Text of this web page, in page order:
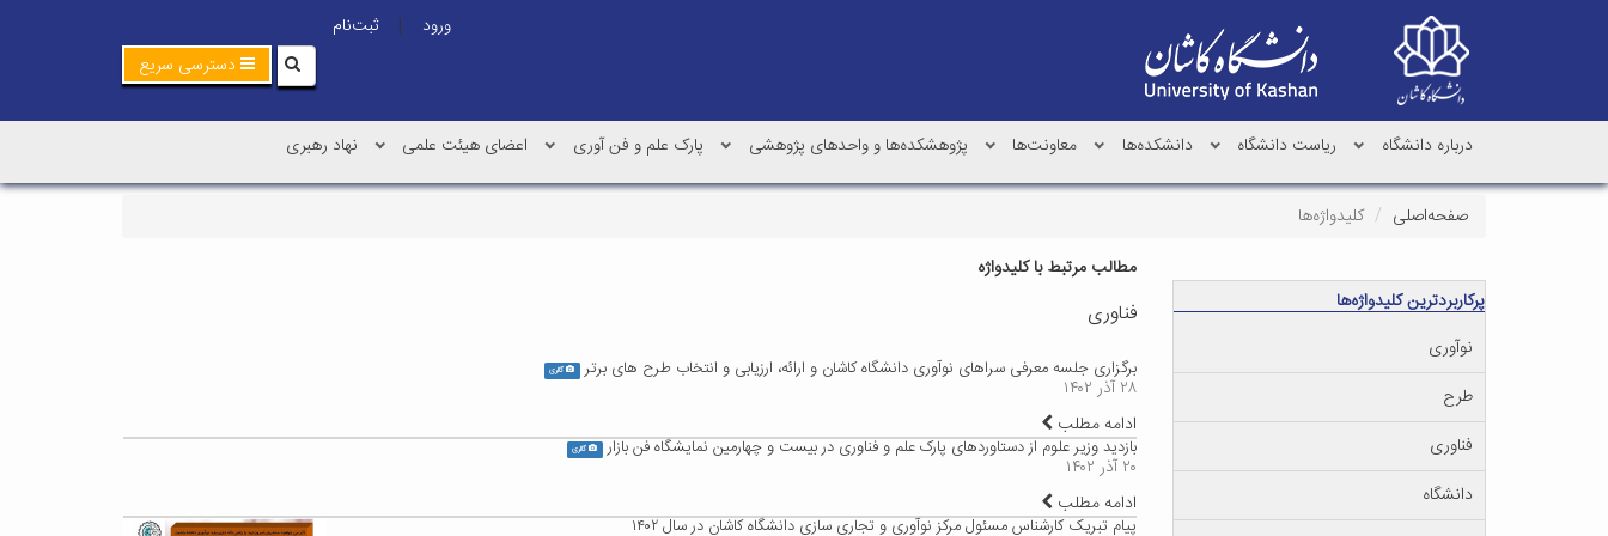
ورود |
ثبت‌نام
دسترسی سریع
درباره دانشگاه ریاست دانشگاه دانشکده‌ها معاونت‌ها پژوهشکده‌ها و واحدهای پژوهشی پارک علم و فن آوری اعضای هیئت علمی نهاد رهبری
صفحه‌اصلی
کلیدواژه‌ها
مطالب مرتبط با کلیدواژه
فناوری
برگزاری جلسه معرفی سراهای نوآوری دانشگاه کاشان و ارائه، ارزیابی و انتخاب طرح های برتر گالری
۲۸ آذر ۱۴۰۲
ادامه مطلب
بازدید وزیر علوم از دستاوردهای پارک علم و فناوری در بیست و چهارمین نمایشگاه فن بازار گالری
۲۰ آذر ۱۴۰۲
ادامه مطلب
پیام تبریک کارشناس مسئول مرکز نوآوری و تجاری سازی دانشگاه کاشان در سال ۱۴۰۲
پرکاربردترین کلیدواژه‌ها
نوآوری
طرح
فناوری
دانشگاه